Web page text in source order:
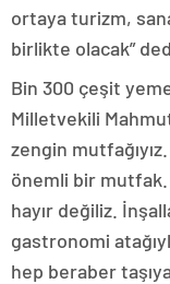
ortaya turizm,
birlikte olacak”
Bin 300 çeşit
Milletvekili Mahmut
zengin
önemli bir
hayır değiliz.
gastronomi
hep beraber